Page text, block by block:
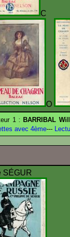
O
1 : BARRIBAL
avec 4ème---
SÉGUR